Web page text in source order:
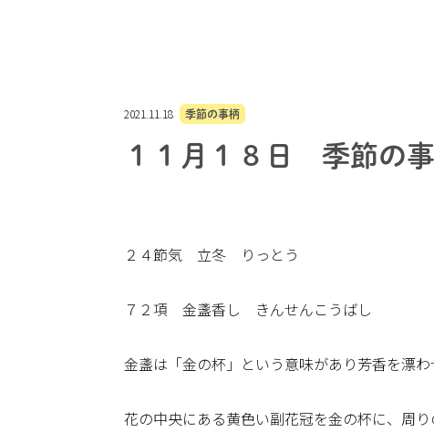
2021.11.18 季節の事柄
１１月１８日 季節の
２４節気 立冬 りっとう
７２項 金盞香し きんせんこうばし
金盞は「金の杯」という意味があり芳香を漂わ
花の中央にある黄色い副花冠を金の杯に、周